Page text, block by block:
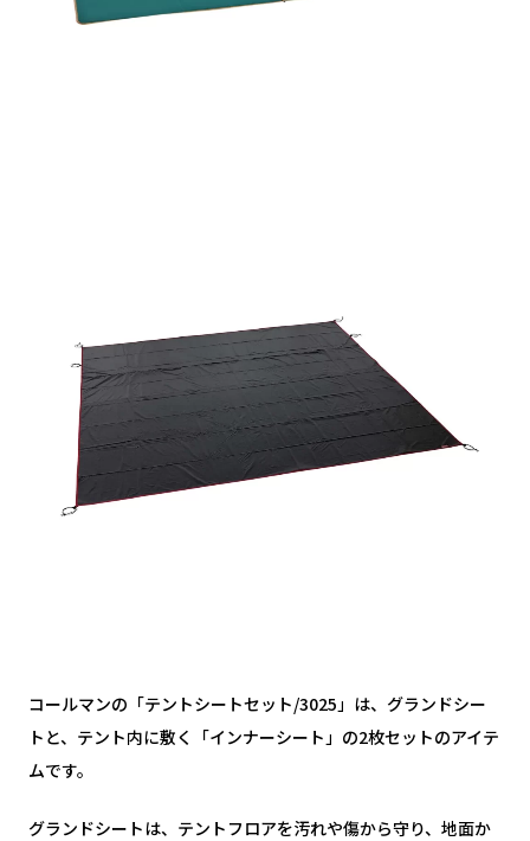
コールマンの「テントシートセット/3025」は、グランドシー
トと、テント内に敷く「インナーシート」の2枚セットのアイテ
ムです。
グランドシートは、テントフロアを汚れや傷から守り、地面か